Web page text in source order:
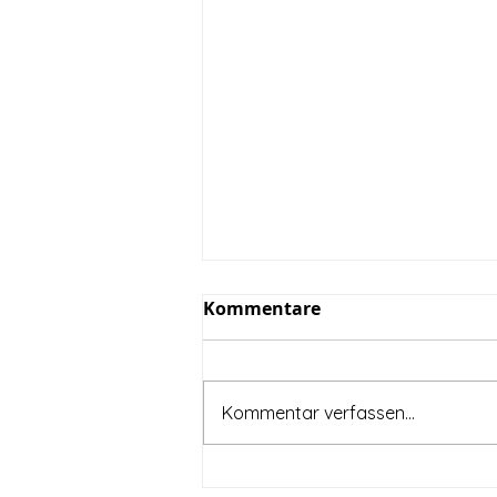
Kommentare
Kommentar verfassen...